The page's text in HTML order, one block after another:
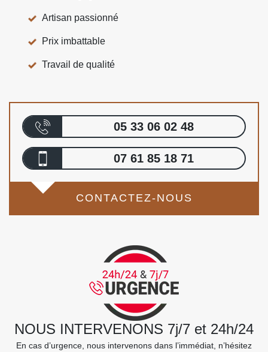
Artisan passionné
Prix imbattable
Travail de qualité
05 33 06 02 48
07 61 85 18 71
CONTACTEZ-NOUS
NOUS INTERVENONS 7j/7 et 24h/24
En cas d’urgence, nous intervenons dans l’immédiat, n’hésitez